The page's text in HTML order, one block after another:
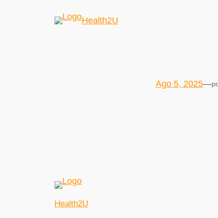
Health2U
Ago 5, 2025—
Health2U